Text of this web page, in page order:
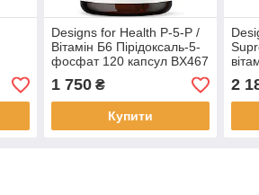
Designs for Health P-5-P /
Вітамін Б6 Пірідоксаль-5-
фосфат 120 капсул BX467
1 750₴
Купити
2